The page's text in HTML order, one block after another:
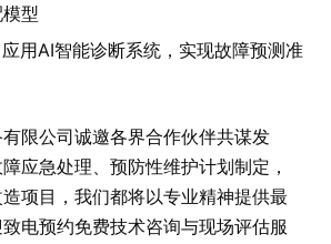
型
用AI智能诊断系统，实现故障预测准
限公司诚邀各界合作伙伴共谋发
应急处理、预防性维护计划制定，
项目，我们都将以专业精神提供最
电预约免费技术咨询与现场评估服